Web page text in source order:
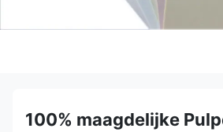
100% maagdelijke